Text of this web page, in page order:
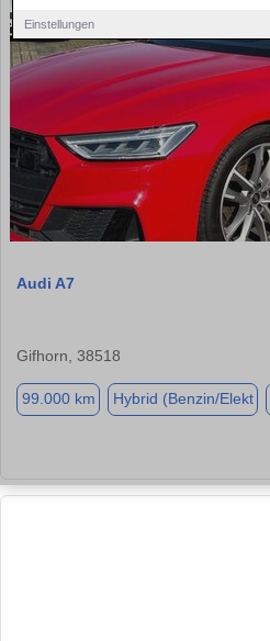
Einstellungen
Audi A7
Gifhorn, 38518
99.000 km Hybrid (Benzin/Elekt